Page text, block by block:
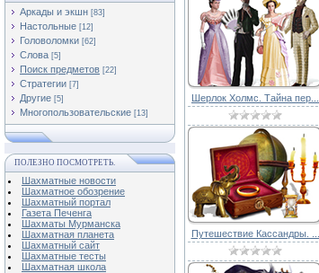
Аркады и экшн [83]
Настольные [12]
Головоломки [62]
Слова [5]
Поиск предметов [22]
Стратегии [7]
Другие [5]
Многопользовательские [13]
ПОЛЕЗНО ПОСМОТРЕТЬ.
Шахматные новости
Шахматное обозрение
Шахматный портал
Газета Печенга
Шахматы Мурманска
Шахматная планета
Шахматный сайт
Шахматные тесты
Шахматная школа
Шерлок Холмс. Тайна пер...
Путешествие Кассандры. ...